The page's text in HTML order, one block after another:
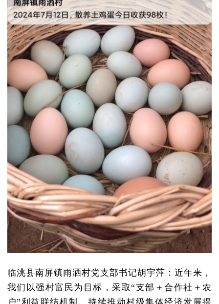
临洮县南屏镇雨洒村党支部书记胡宇萍：近年来，
我们以强村富民为目标，采取“支部＋合作社＋农
户”利益联结机制，持续推动村级集体经济发展提